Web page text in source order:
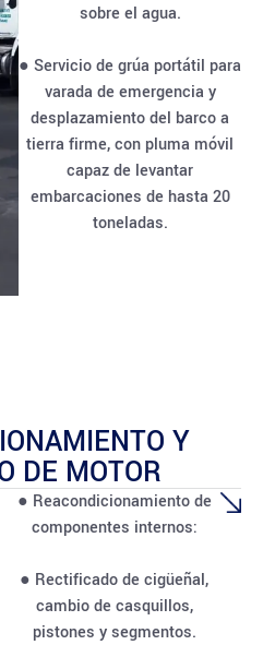
sobre el agua.
● Servicio de grúa portátil para
varada de emergencia y
desplazamiento del barco a
tierra firme, con pluma móvil
capaz de levantar
embarcaciones de hasta 20
toneladas.
Y
DE MOTOR
● Reacondicionamiento de
componentes internos:
● Rectificado de cigüeñal,
cambio de casquillos,
pistones y segmentos.